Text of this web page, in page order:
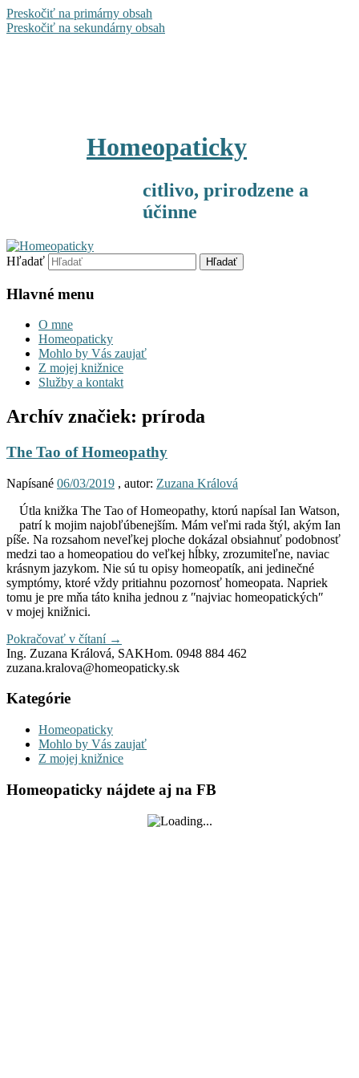
Preskočiť na primárny obsah
Preskočiť na sekundárny obsah
Homeopaticky
citlivo, prirodzene a
účinne
Hľadať
Hlavné menu
O mne
Homeopaticky
Mohlo by Vás zaujať
Z mojej knižnice
Služby a kontakt
Archív značiek: príroda
The Tao of Homeopathy
Napísané 06/03/2019 , autor: Zuzana Králová
Útla knižka The Tao of Homeopathy, ktorú napísal Ian Watson,
patrí k mojim najobľúbenejším. Mám veľmi rada štýl, akým Ian
píše. Na rozsahom neveľkej ploche dokázal obsiahnuť podobnosť
medzi tao a homeopatiou do veľkej hĺbky, zrozumiteľne, naviac
krásnym jazykom. Nie sú tu opisy homeopatík, ani jedinečné
symptómy, ktoré vždy pritiahnu pozornosť homeopata. Napriek
tomu je pre mňa táto kniha jednou z ʺnajviac homeopatickýchʺ
v mojej knižnici.
Pokračovať v čítaní →
Ing. Zuzana Králová, SAKHom. 0948 884 462
zuzana.kralova@homeopaticky.sk
Kategórie
Homeopaticky
Mohlo by Vás zaujať
Z mojej knižnice
Homeopaticky nájdete aj na FB